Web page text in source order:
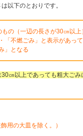
以下のとおりです。
もの（一辺の長さが30㎝以上
「不燃ごみ」と表示があっ
」となる
30㎝以上であっても粗大ご
用の大皿を除く。）